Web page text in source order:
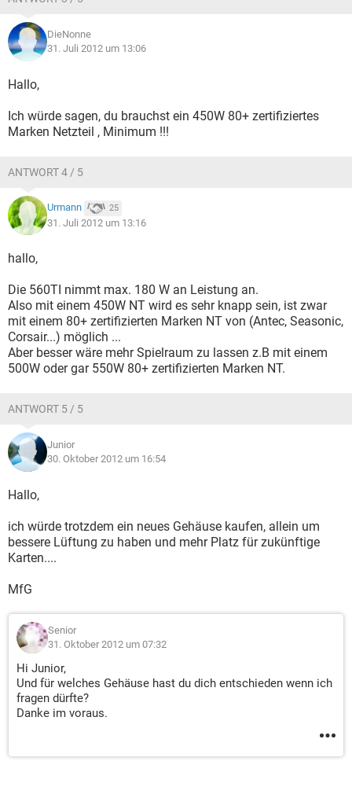
DieNonne
31. Juli 2012 um 13:06
Hallo,
Ich würde sagen, du brauchst ein 450W 80+ zertifiziertes
Marken Netzteil , Minimum !!!
ANTWORT 4 / 5
Urmann 25
31. Juli 2012 um 13:16
hallo,
Die 560TI nimmt max. 180 W an Leistung an.
Also mit einem 450W NT wird es sehr knapp sein, ist zwar
mit einem 80+ zertifizierten Marken NT von (Antec, Seasonic,
Corsair...) möglich ...
Aber besser wäre mehr Spielraum zu lassen z.B mit einem
500W oder gar 550W 80+ zertifizierten Marken NT.
ANTWORT 5 / 5
Junior
30. Oktober 2012 um 16:54
Hallo,
ich würde trotzdem ein neues Gehäuse kaufen, allein um
bessere Lüftung zu haben und mehr Platz für zukünftige
Karten....
MfG
Senior
31. Oktober 2012 um 07:32
Hi Junior,
Und für welches Gehäuse hast du dich entschieden wenn ich
fragen dürfte?
Danke im voraus.